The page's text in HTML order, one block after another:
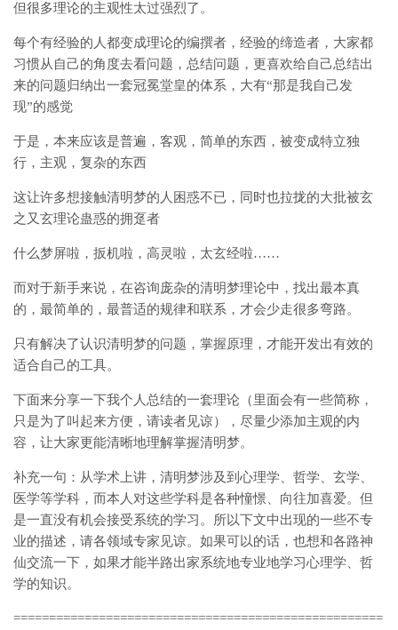
但很多理论的主观性太过强烈了。
每个有经验的人都变成理论的编撰者，经验的缔造者，大家都
习惯从自己的角度去看问题，总结问题，更喜欢给自己总结出
来的问题归纳出一套冠冕堂皇的体系，大有“那是我自己发
现”的感觉
于是，本来应该是普遍，客观，简单的东西，被变成特立独
行，主观，复杂的东西
这让许多想接触清明梦的人困惑不已，同时也拉拢的大批被玄
之又玄理论蛊惑的拥趸者
什么梦屏啦，扳机啦，高灵啦，太玄经啦……
而对于新手来说，在咨询庞杂的清明梦理论中，找出最本真
的，最简单的，最普适的规律和联系，才会少走很多弯路。
只有解决了认识清明梦的问题，掌握原理，才能开发出有效的
适合自己的工具。
下面来分享一下我个人总结的一套理论（里面会有一些简称，
只是为了叫起来方便，请读者见谅），尽量少添加主观的内
容，让大家更能清晰地理解掌握清明梦。
补充一句：从学术上讲，清明梦涉及到心理学、哲学、玄学、
医学等学科，而本人对这些学科是各种憧憬、向往加喜爱。但
是一直没有机会接受系统的学习。所以下文中出现的一些不专
业的描述，请各领域专家见谅。如果可以的话，也想和各路神
仙交流一下，如果才能半路出家系统地专业地学习心理学、哲
学的知识。
====================================================